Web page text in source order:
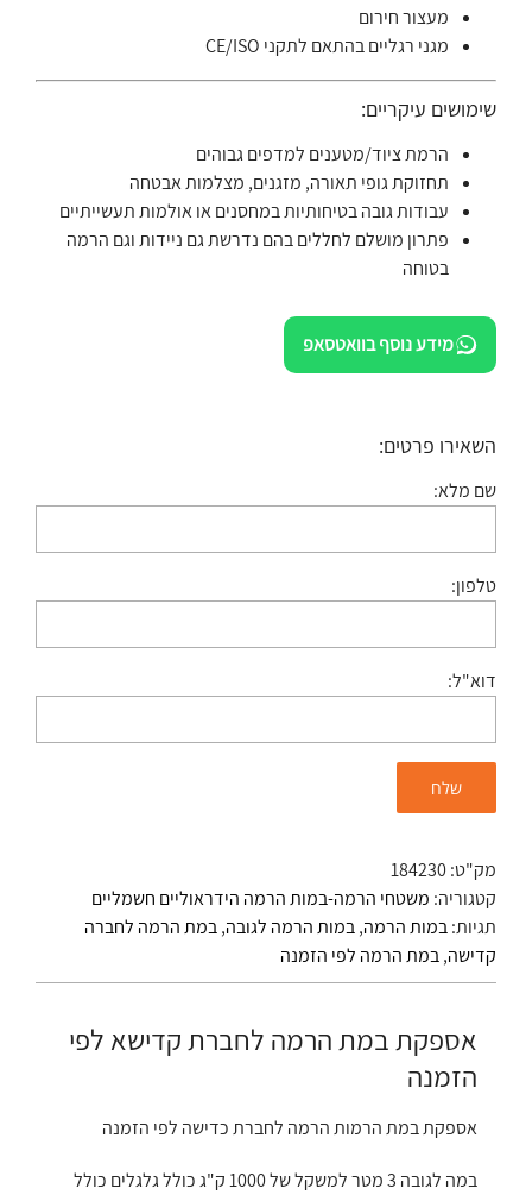
מעצור חירום
מגני רגליים בהתאם לתקני CE/ISO
שימושים עיקריים:
הרמת ציוד/מטענים למדפים גבוהים
תחזוקת גופי תאורה, מזגנים, מצלמות אבטחה
עבודות גובה בטיחותיות במחסנים או אולמות תעשייתיים
פתרון מושלם לחללים בהם נדרשת גם ניידות וגם הרמה
בטוחה
מידע נוסף בוואטסאפ
השאירו פרטים:
שם מלא:
טלפון:
דוא"ל:
מק"ט:184230
קטגוריה: משטחי הרמה-במות הרמה הידראוליים חשמליים
תגיות:במות הרמה,במות הרמה לגובה,במת הרמה לחברה
קדישה,במת הרמה לפי הזמנה
אספקת במת הרמה לחברת קדישא לפי
הזמנה
אספקת במת הרמות הרמה לחברת כדישה לפי הזמנה
במה לגובה 3 מטר למשקל של 1000 ק"ג כולל גלגלים כולל